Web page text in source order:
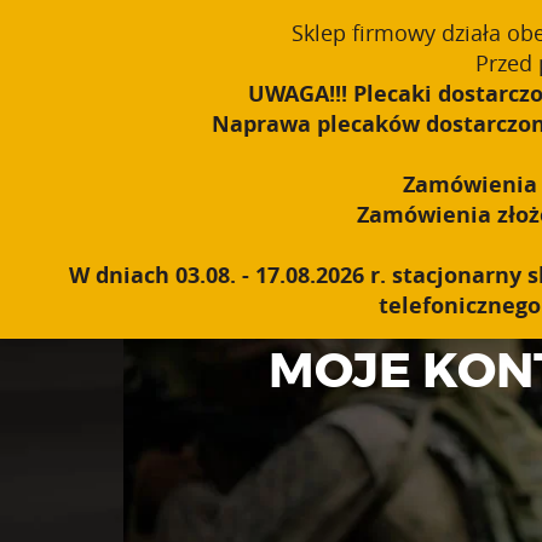
PROUDLY MADE IN POLAND SINCE 1984 Polski
MOJE
Sklep firmowy działa
UWAGA!!! Plecaki
Naprawa plecaków
Zamówienia
Zamówienia
W dniach 03.08. - 17.08.2026 r.